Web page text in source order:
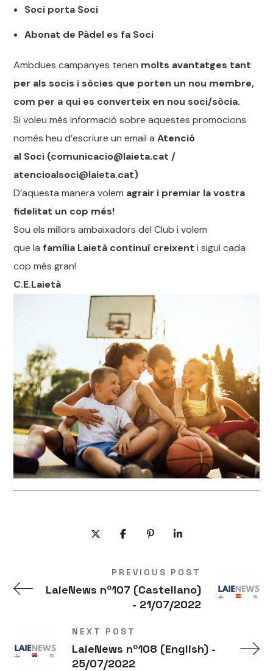
Soci porta Soci
Abonat de Pàdel es fa Soci
Ambdues campanyes tenen molts avantatges tant
per als socis i sòcies que porten un nou membre,
com per a qui es converteix en nou soci/sòcia.
Si voleu més informació sobre aquestes promocions
només heu d’escriure un email aAtenció
al Soci (comunicacio@laieta.cat /
atencioalsoci@laieta.cat)
D’aquesta manera volem agrair i premiar la vostra
fidelitat un cop més!
Sou els millors ambaixadors del Club i volem
que la família Laietà continuï creixent i sigui cada
cop més gran!
C.E.Laietà
PREVIOUS POST
LaieNews nº107 (Castellano)
- 21/07/2022
NEXT POST
LaieNews nº108 (English) -
25/07/2022